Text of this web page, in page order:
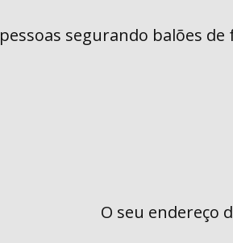
pessoas segurando balões de
O seu endereço